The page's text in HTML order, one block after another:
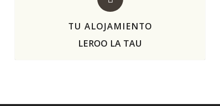
TU ALOJAMIENTO
LEROO LA TAU